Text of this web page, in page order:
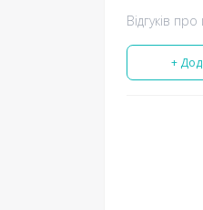
Відгуків
+